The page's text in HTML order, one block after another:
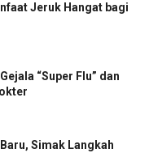
Jeruk Hangat bagi
“Super Flu” dan
Simak Langkah